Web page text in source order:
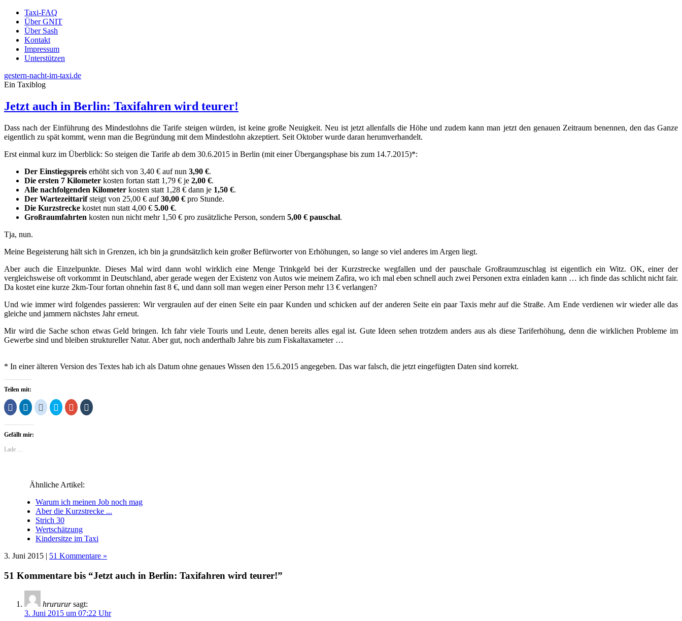
Taxi-FAQ
Über GNIT
Über Sash
Kontakt
Impressum
Unterstützen
gestern-nacht-im-taxi.de
Ein Taxiblog
Jetzt auch in Berlin: Taxifahren wird teurer!
Dass nach der Einführung des Mindestlohns die Tarife steigen würden, ist keine große Neuigkeit. Neu ist jetzt allenfalls die Höhe und zudem kann man jetzt den genauen Zeitraum benennen, den das Ganze
eigentlich zu spät kommt, wenn man die Begründung mit dem Mindestlohn akzeptiert. Seit Oktober wurde daran herumverhandelt.
Erst einmal kurz im Überblick: So steigen die Tarife ab dem 30.6.2015 in Berlin (mit einer Übergangsphase bis zum 14.7.2015)*:
Der Einstiegspreis erhöht sich von 3,40 € auf nun 3,90 €.
Die ersten 7 Kilometer kosten fortan statt 1,79 € je 2,00 €.
Alle nachfolgenden Kilometer kosten statt 1,28 € dann je 1,50 €.
Der Wartezeittarifsteigt von 25,00 € auf30,00 € pro Stunde.
Die Kurzstrecke kostet nun statt 4,00 € 5.00 €.
Großraumfahrten kosten nun nicht mehr 1,50 € pro zusätzliche Person, sondern 5,00 € pauschal.
Tja, nun.
Meine Begeisterung hält sich in Grenzen, ich bin ja grundsätzlich kein großer Befürworter von Erhöhungen, so lange so viel anderes im Argen liegt.
Aber auch die Einzelpunkte. Dieses Mal wird dann wohl wirklich eine Menge Trinkgeld bei der Kurzstrecke wegfallen und der pauschale Großraumzuschlag ist eigentlich ein Witz. OK, einer der
vergleichsweise oft vorkommt in Deutschland, aber gerade wegen der Existenz von Autos wie meinem Zafira, wo ich mal eben schnell auch zwei Personen extra einladen kann … ich finde das schlicht nicht fair.
Da kostet eine kurze 2km-Tour fortan ohnehin fast 8 €, und dann soll man wegen einer Person mehr 13 € verlangen?
Und wie immer wird folgendes passieren: Wir vergraulen auf der einen Seite ein paar Kunden und schicken auf der anderen Seite ein paar Taxis mehr auf die Straße. Am Ende verdienen wir wieder alle das
gleiche und jammern nächstes Jahr erneut.
Mir wird die Sache schon etwas Geld bringen. Ich fahr viele Touris und Leute, denen bereits alles egal ist. Gute Ideen sehen trotzdem anders aus als diese Tariferhöhung, denn die wirklichen Probleme im
Gewerbe sind und bleiben struktureller Natur. Aber gut, noch anderthalb Jahre bis zum Fiskaltaxameter …
* In einer älteren Version des Textes hab ich als Datum ohne genaues Wissen den 15.6.2015 angegeben. Das war falsch, die jetzt eingefügten Daten sind korrekt.
Teilen mit:
Klick,
um
Facebook
teilen
in
neuem
Klick,
um
LinkedIn
teilen
Klick,
um
Klick,
um
über
Zum
Teilen
Klick,
um
Gefällt mir:
Lade …
Ähnliche Artikel:
Warum ich meinen Job noch mag
Aber die Kurzstrecke ...
Strich 30
Wertschätzung
Kindersitze im Taxi
3. Juni 2015 | 51 Kommentare »
51 Kommentare bis “Jetzt auch in Berlin: Taxifahren wird teurer!”
hrururur sagt:
3. Juni 2015 um 07:22 Uhr